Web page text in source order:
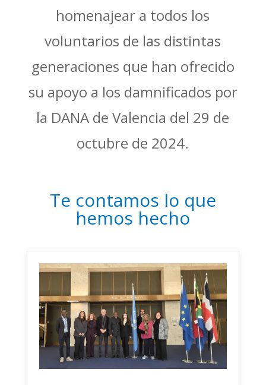
homenajear a todos los
voluntarios de las distintas
generaciones que han ofrecido
su apoyo a los damnificados por
la DANA de Valencia del 29 de
octubre de 2024.
Te contamos lo que
hemos hecho